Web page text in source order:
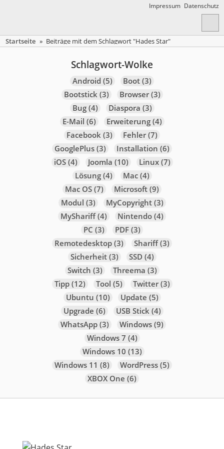
Impressum Datenschutz
Startseite » Beiträge mit dem Schlagwort "Hades Star"
Schlagwort-Wolke
Android (5) Boot(3)
Bootstick(3) Browser(3)
Bug(4) Diaspora (3)
E-Mail (6) Erweiterung(4)
Facebook(3) Fehler(7)
GooglePlus(3) Installation (6)
iOS(4) Joomla (10) Linux(7)
Lösung(4) Mac(4)
Mac OS(7) Microsoft(9)
Modul (3) MyCopyright(3)
MyShariff(4) Nintendo(4)
PC (3) PDF(3)
Remotedesktop(3) Shariff(3)
Sicherheit(3) SSD (4)
Switch (3) Threema (3)
Tipp(12) Tool (5) Twitter(3)
Ubuntu (10) Update (5)
Upgrade (6) USB Stick(4)
WhatsApp(3) Windows(9)
Windows 7 (4)
Windows 10 (13)
Windows 11 (8) WordPress(5)
XBOX One (6)